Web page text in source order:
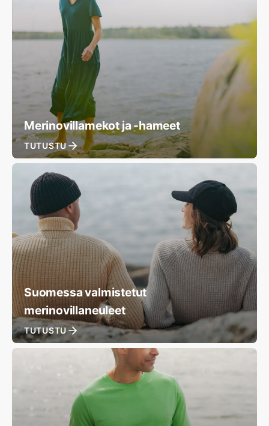
Merinovillamekot ja -hameet
TUTUSTU
Suomessa valmistetut
merinovillaneuleet
TUTUSTU